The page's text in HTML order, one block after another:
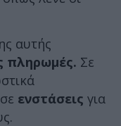
αυτής
πληρωμές. Σε
ενστάσεις για